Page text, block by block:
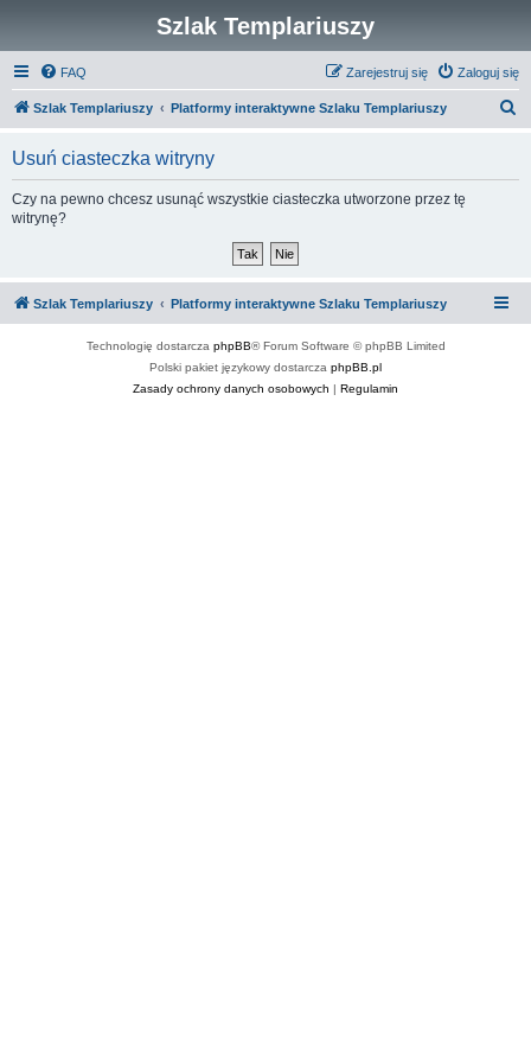
Szlak Templariuszy
FAQ Zaloguj się
Zarejestruj się
Szlak Templariuszy Platformy interaktywne Szlaku Templariuszy
Usuń ciasteczka witryny
Czy na pewno chcesz usunąć wszystkie ciasteczka utworzone przez tę
witrynę?
Szlak Templariuszy Platformy interaktywne Szlaku Templariuszy
Technologię dostarcza phpBB® Forum Software © phpBB Limited
Polski pakiet językowy dostarcza phpBB.pl
Zasady ochrony danych osobowych | Regulamin